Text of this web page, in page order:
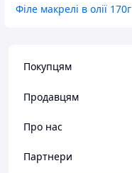
Філе макрелі в олії 170г
Покупцям
Продавцям
Про нас
Партнери